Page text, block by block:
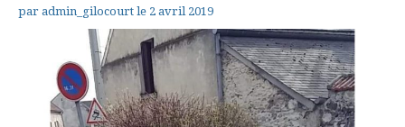
par admin_gilocourt le 2 avril 2019